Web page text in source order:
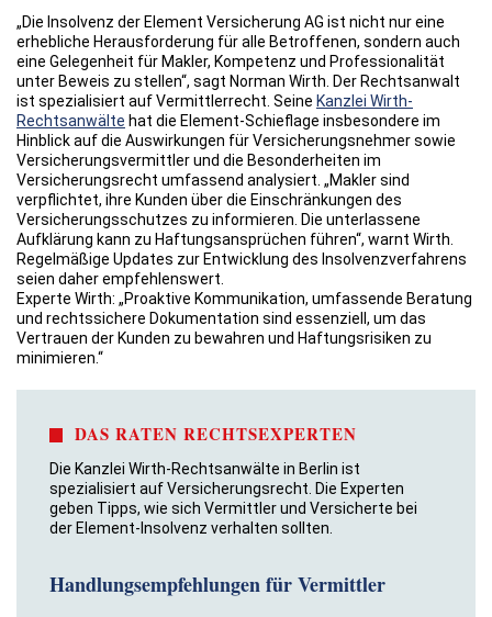
„Die Insolvenz der Element Versicherung AG ist nicht nur eine
erhebliche Herausforderung für alle Betroffenen, sondern auch
eine Gelegenheit für Makler, Kompetenz und Professionalität
unter Beweis zu stellen“, sagt Norman Wirth. Der Rechtsanwalt
ist spezialisiert auf Vermittlerrecht. Seine Kanzlei Wirth-
Rechtsanwälte hat die Element-Schieflage insbesondere im
Hinblick auf die Auswirkungen für Versicherungsnehmer sowie
Versicherungsvermittler und die Besonderheiten im
Versicherungsrecht umfassend analysiert. „Makler sind
verpflichtet, ihre Kunden über die Einschränkungen des
Versicherungsschutzes zu informieren. Die unterlassene
Aufklärung kann zu Haftungsansprüchen führen“, warnt Wirth.
Regelmäßige Updates zur Entwicklung des Insolvenzverfahrens
seien daher empfehlenswert.
Experte Wirth: „Proaktive Kommunikation, umfassende Beratung
und rechtssichere Dokumentation sind essenziell, um das
Vertrauen der Kunden zu bewahren und Haftungsrisiken zu
minimieren.“
DAS RATEN RECHTSEXPERTEN
Die Kanzlei Wirth-Rechtsanwälte in Berlin ist
spezialisiert auf Versicherungsrecht. Die Experten
geben Tipps, wie sich Vermittler und Versicherte bei
der Element-Insolvenz verhalten sollten.
Handlungsempfehlungen für Vermittler